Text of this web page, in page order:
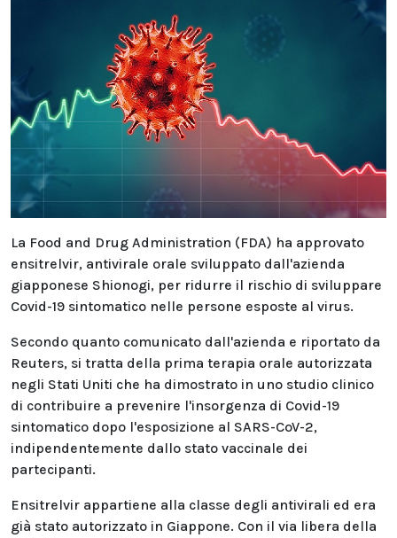
La Food and Drug Administration (FDA) ha approvato
ensitrelvir, antivirale orale sviluppato dall'azienda
giapponese Shionogi, per ridurre il rischio di sviluppare
Covid-19 sintomatico nelle persone esposte al virus.
Secondo quanto comunicato dall'azienda e riportato da
Reuters, si tratta della prima terapia orale autorizzata
negli Stati Uniti che ha dimostrato in uno studio clinico
di contribuire a prevenire l'insorgenza di Covid-19
sintomatico dopo l'esposizione al SARS-CoV-2,
indipendentemente dallo stato vaccinale dei
partecipanti.
Ensitrelvir appartiene alla classe degli antivirali ed era
già stato autorizzato in Giappone. Con il via libera della